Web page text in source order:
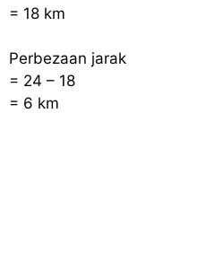
= 18 km
Perbezaan jarak
= 24 – 18
= 6 km